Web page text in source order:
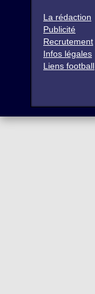
La rédaction
Publicité
Recrutement
Infos légales
Liens football